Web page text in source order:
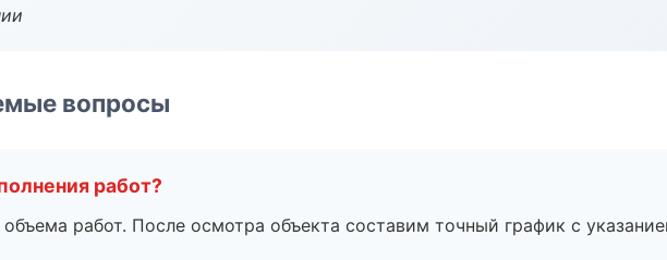
вопросы
работ?
работ. После осмотра объекта составим точный график с